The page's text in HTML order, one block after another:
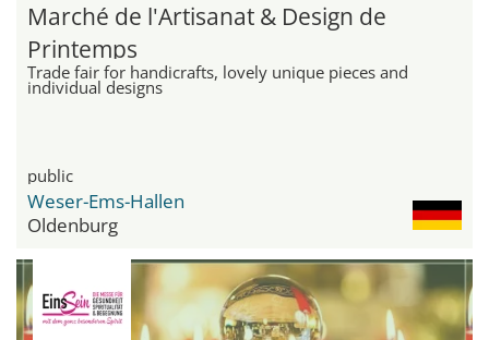
Marché de l'Artisanat & Design de
Printemps
Trade fair for handicrafts, lovely unique pieces and
individual designs
public
Weser-Ems-Hallen
Oldenburg